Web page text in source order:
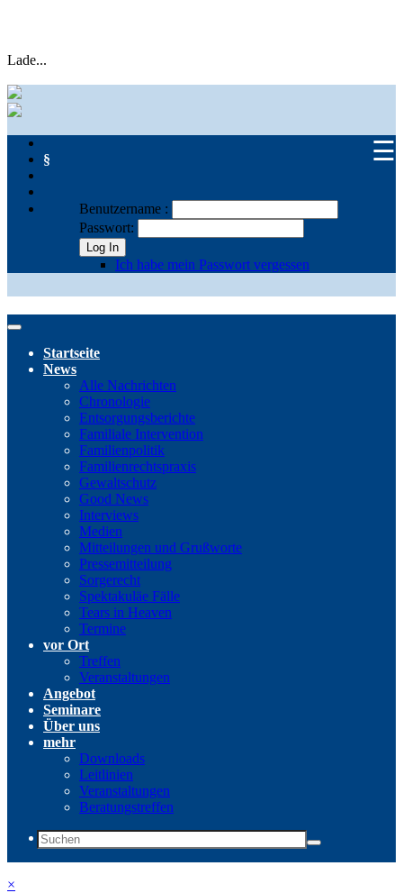
Lade...
☰
§
Benutzername :
Passwort:
Log In
Ich habe mein Passwort vergessen
Startseite
News
Alle Nachrichten
Chronologie
Entsorgungsberichte
Familiale Intervention
Familienpolitik
Familienrechtspraxis
Gewaltschutz
Good News
Interviews
Medien
Mitteilungen und Grußworte
Pressemitteilung
Sorgerecht
Spektakuläe Fälle
Tears in Heaven
Termine
vor Ort
Treffen
Veranstaltungen
Angebot
Seminare
Über uns
mehr
Downloads
Leitlinien
Veranstaltungen
Beratungstreffen
×